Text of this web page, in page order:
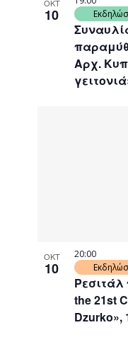
ΟΚΤ
10
Αρχ.
ΟΚΤ
10
Ρεσιτάλ
the 21st
Dzurko»,
20:00